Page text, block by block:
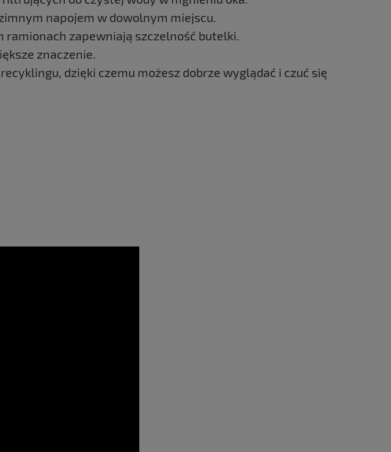
napojem w dowolnym miejscu.
ramionach zapewniają szczelność butelki.
znaczenie.
dzięki czemu możesz dobrze wyglądać i czuć się